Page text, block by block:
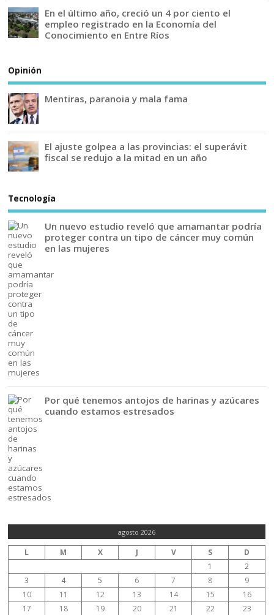
En el último año, creció un 4 por ciento el
empleo registrado en la Economía del
Conocimiento en Entre Ríos
Opinión
Mentiras, paranoia y mala fama
El ajuste golpea a las provincias: el superávit
fiscal se redujo a la mitad en un año
Tecnología
Un nuevo estudio reveló que amamantar podría
proteger contra un tipo de cáncer muy común
en las mujeres
Por qué tenemos antojos de harinas y azúcares
cuando estamos estresados
agosto 2026
L M X J V S
D
1
2
3
4 5 6 7 8
9
10
11 12 13 14 15
16
17
18 19 20 21 22 23